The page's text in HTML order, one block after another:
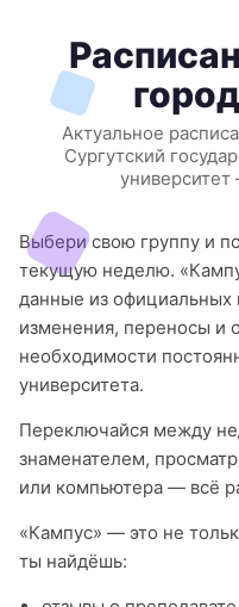
Актуальное
Сургутский
университет
Выбери свою группу и
текущую неделю.
данные из официальных
изменения, переносы и
необходимости
университета.
Переключайся между
знаменателем,
или компьютера — всё
«Кампус» — это не
ты найдёшь: